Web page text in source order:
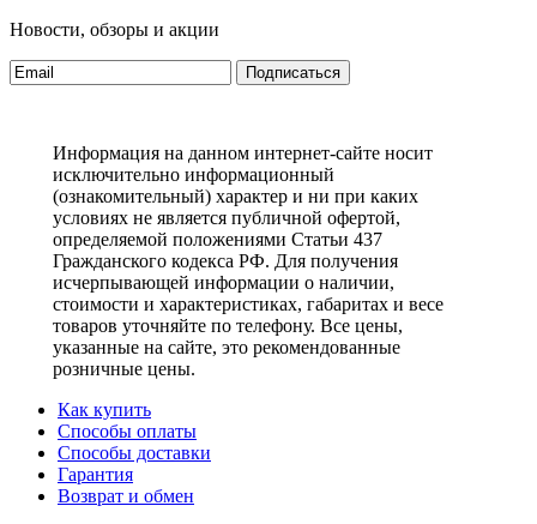
Новости, обзоры и акции
Подписаться
Информация на данном интернет-сайте носит
исключительно информационный
(ознакомительный) характер и ни при каких
условиях не является публичной офертой,
определяемой положениями Статьи 437
Гражданского кодекса РФ. Для получения
исчерпывающей информации о наличии,
стоимости и характеристиках, габаритах и весе
товаров уточняйте по телефону. Все цены,
указанные на сайте, это рекомендованные
розничные цены.
Как купить
Способы оплаты
Способы доставки
Гарантия
Возврат и обмен